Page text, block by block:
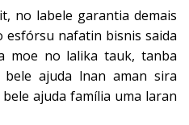
no labele garantia demais
esfórsu nafatin bisnis saida
moe no lalika tauk, tanba
ajuda lnan aman sira
bele ajuda família uma laran